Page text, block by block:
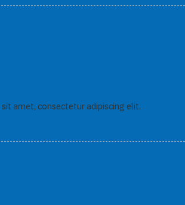
amet, consectetur adipiscing elit.